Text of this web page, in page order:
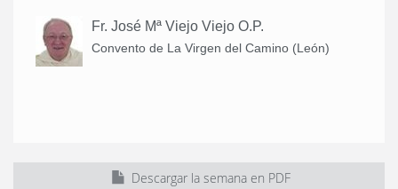
Fr. José Mª Viejo Viejo O.P.
Convento de La Virgen del Camino (León)
Descargar la semana en PDF